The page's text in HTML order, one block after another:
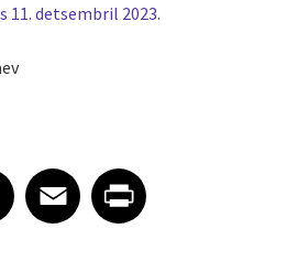
11. detsembril 2023.
on Facebook
Facebook
Share article on Email
EmailShare article on Print